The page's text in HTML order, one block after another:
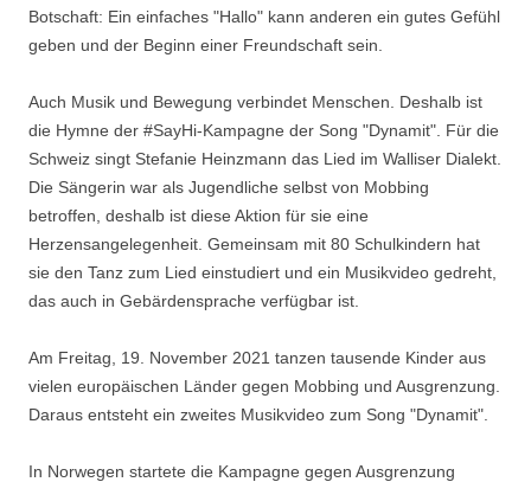
Botschaft: Ein einfaches "Hallo" kann anderen ein gutes Gefühl
geben und der Beginn einer Freundschaft sein.
Auch Musik und Bewegung verbindet Menschen. Deshalb ist
die Hymne der #SayHi-Kampagne der Song "Dynamit". Für die
Schweiz singt Stefanie Heinzmann das Lied im Walliser Dialekt.
Die Sängerin war als Jugendliche selbst von Mobbing
betroffen, deshalb ist diese Aktion für sie eine
Herzensangelegenheit. Gemeinsam mit 80 Schulkindern hat
sie den Tanz zum Lied einstudiert und ein Musikvideo gedreht,
das auch in Gebärdensprache verfügbar ist.
Am Freitag, 19. November 2021 tanzen tausende Kinder aus
vielen europäischen Länder gegen Mobbing und Ausgrenzung.
Daraus entsteht ein zweites Musikvideo zum Song "Dynamit".
In Norwegen startete die Kampagne gegen Ausgrenzung